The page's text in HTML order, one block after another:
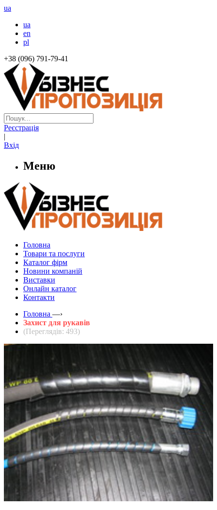
ua
ua
en
pl
+38 (096) 791-79-41
Реєстрація
|
Вхід
Меню
Головна
Товари та послуги
Каталог фірм
Новини компаній
Виставки
Онлайн каталог
Контакти
Головна —›
Захист для рукавів
(Переглядів: 493)